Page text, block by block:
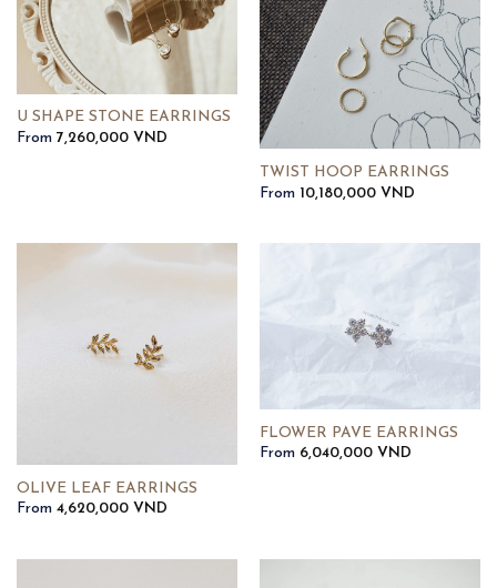
U SHAPE STONE EARRINGS
From 7,260,000 VND
TWIST HOOP EARRINGS
From 10,180,000 VND
OLIVE LEAF EARRINGS
From 4,620,000 VND
FLOWER PAVE EARRINGS
From 6,040,000 VND